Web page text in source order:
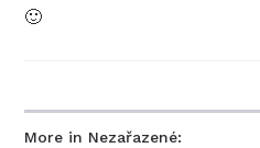
More in Nezařazené:
🙂